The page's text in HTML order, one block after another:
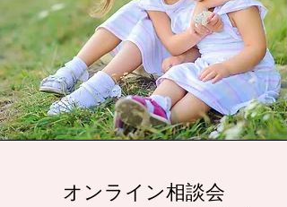
オンライン相談会